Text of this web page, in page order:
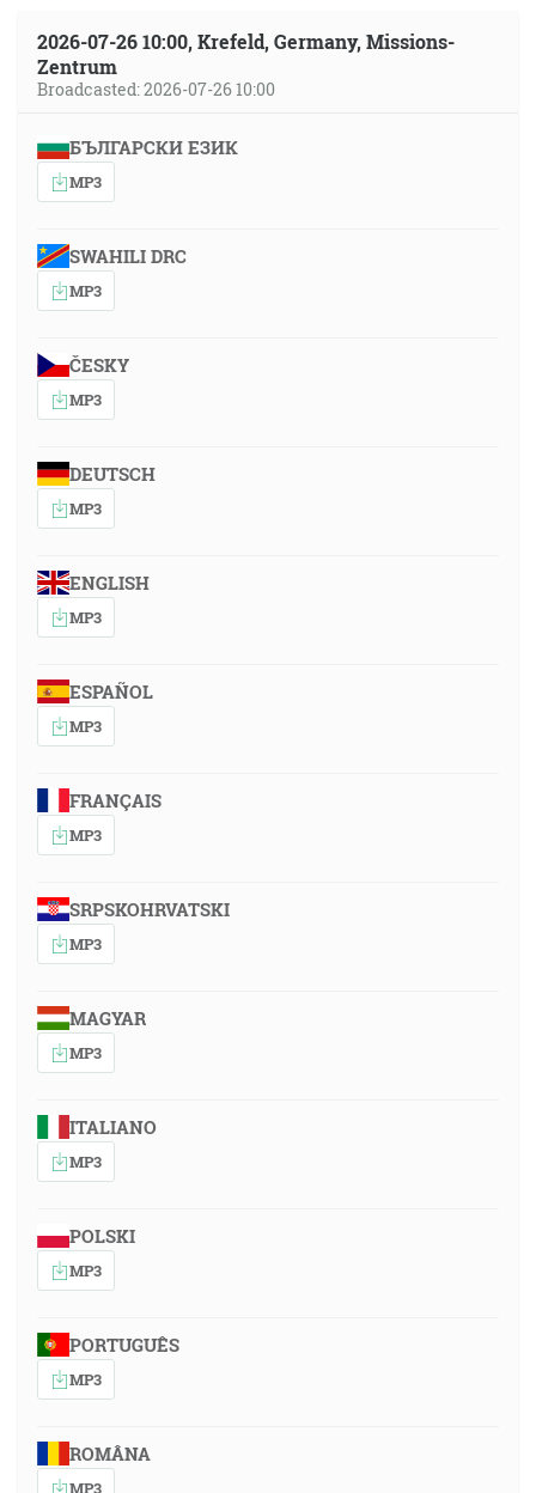
2026-07-26 10:00, Krefeld, Germany, Missions-
Zentrum
Broadcasted: 2026-07-26 10:00
БЪЛГАРСКИ ЕЗИК
MP3
SWAHILI DRC
MP3
ČESKY
MP3
DEUTSCH
MP3
ENGLISH
MP3
ESPAÑOL
MP3
FRANÇAIS
MP3
SRPSKOHRVATSKI
MP3
MAGYAR
MP3
ITALIANO
MP3
POLSKI
MP3
PORTUGUÊS
MP3
ROMÂNA
MP3